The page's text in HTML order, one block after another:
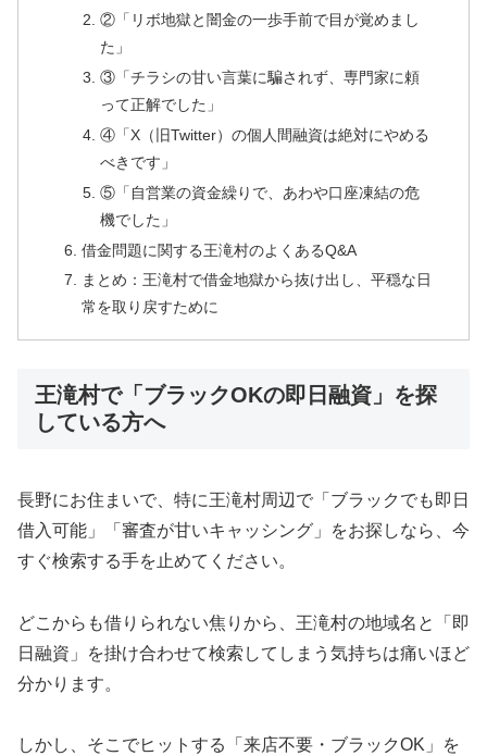
②「リボ地獄と闇金の一歩手前で目が覚めまし
た」
③「チラシの甘い言葉に騙されず、専門家に頼
って正解でした」
④「X（旧Twitter）の個人間融資は絶対にやめる
べきです」
⑤「自営業の資金繰りで、あわや口座凍結の危
機でした」
借金問題に関する王滝村のよくあるQ&A
まとめ：王滝村で借金地獄から抜け出し、平穏な日
常を取り戻すために
王滝村で「ブラックOKの即日融資」を探
している方へ
長野にお住まいで、特に王滝村周辺で「ブラックでも即日
借入可能」「審査が甘いキャッシング」をお探しなら、今
すぐ検索する手を止めてください。
どこからも借りられない焦りから、王滝村の地域名と「即
日融資」を掛け合わせて検索してしまう気持ちは痛いほど
分かります。
しかし、そこでヒットする「来店不要・ブラックOK」を